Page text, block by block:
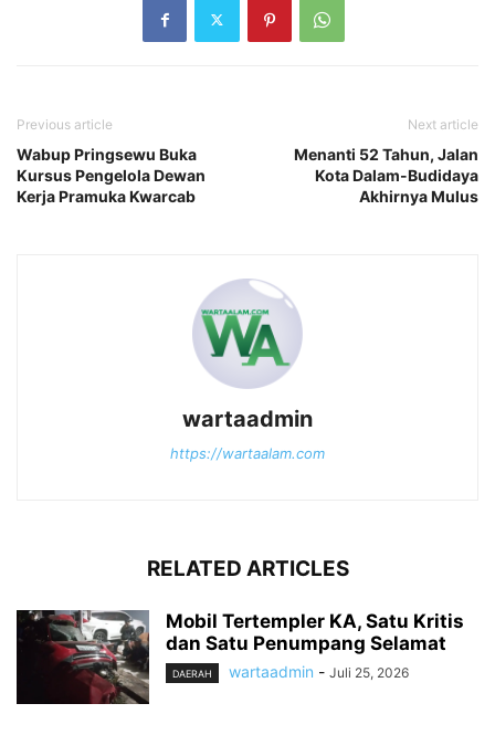
Previous article
Wabup Pringsewu Buka
Kursus Pengelola Dewan
Kerja Pramuka Kwarcab
Next article
Menanti 52 Tahun, Jalan
Kota Dalam-Budidaya
Akhirnya Mulus
wartaadmin
https://wartaalam.com
RELATED ARTICLES
Mobil Tertempler KA, Satu Kritis
dan Satu Penumpang Selamat
DAERAH wartaadmin - Juli 25, 2026